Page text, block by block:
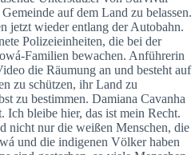
auf dem Land zu belassen.
jetzt wieder entlang der Autobahn.
Polizeieinheiten, die bei der
Familien bewachen. Anführerin
die Räumung an und besteht auf
zu schützen, ihr Land zu
zu bestimmen. Damiana Cavanha
Ich bleibe hier, das ist mein Recht.
nicht nur die weißen Menschen, die
und die indigenen Völker haben